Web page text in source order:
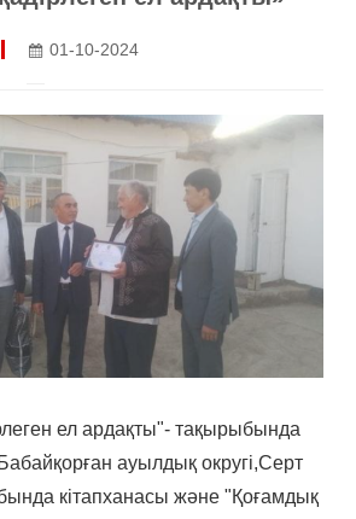
01-10-2024
ел ардақты"- тақырыбында
ауылдық округі,Серт
кітапханасы және "Қоғамдық